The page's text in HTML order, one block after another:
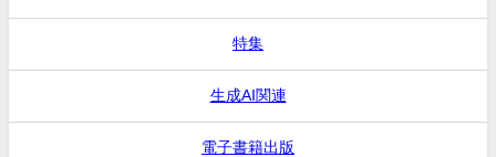
特集
生成AI関連
電子書籍出版